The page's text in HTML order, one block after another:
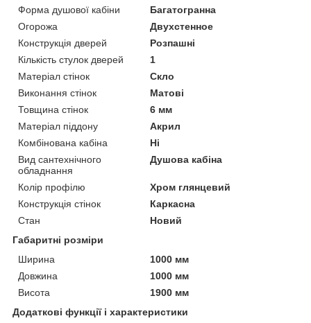
Форма душової кабіни
Багатогранна
Огорожа
Двухстенное
Конструкція дверей
Розпашні
Кількість стулок дверей
1
Матеріал стінок
Скло
Виконання стінок
Матові
Товщина стінок
6 мм
Матеріал піддону
Акрил
Комбінована кабіна
Ні
Вид сантехнічного
обладнання
Душова кабіна
Колір профілю
Хром глянцевий
Конструкція стінок
Каркасна
Стан
Новий
Габаритні розміри
Ширина
1000 мм
Довжина
1000 мм
Висота
1900 мм
Додаткові функції і характеристики